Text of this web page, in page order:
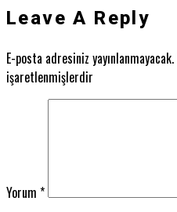
Leave A Reply
E-posta adresiniz yayınlanmayacak.
işaretlenmişlerdir
Yorum *